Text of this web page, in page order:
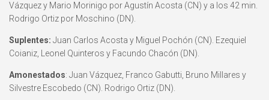
Vázquez y Mario Morinigo por Agustín Acosta (CN) y a los 42 min.
Rodrigo Ortiz por Moschino (DN).
Suplentes: Juan Carlos Acosta y Miguel Pochón (CN). Ezequiel
Coianiz, Leonel Quinteros y Facundo Chacón (DN).
Amonestados: Juan Vázquez, Franco Gabutti, Bruno Millares y
Silvestre Escobedo (CN). Rodrigo Ortiz (DN).